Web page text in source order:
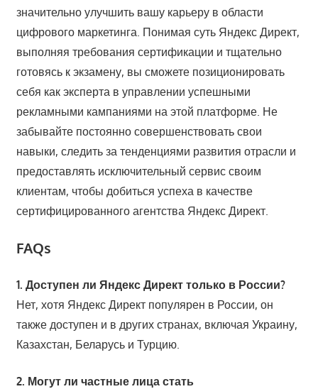
значительно улучшить вашу карьеру в области
цифрового маркетинга. Понимая суть Яндекс Директ,
выполняя требования сертификации и тщательно
готовясь к экзамену, вы сможете позиционировать
себя как эксперта в управлении успешными
рекламными кампаниями на этой платформе. Не
забывайте постоянно совершенствовать свои
навыки, следить за тенденциями развития отрасли и
предоставлять исключительный сервис своим
клиентам, чтобы добиться успеха в качестве
сертифицированного агентства Яндекс Директ.
FAQs
1. Доступен ли Яндекс Директ только в России?
Нет, хотя Яндекс Директ популярен в России, он
также доступен и в других странах, включая Украину,
Казахстан, Беларусь и Турцию.
2. Могут ли частные лица стать